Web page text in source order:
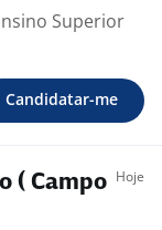
Superior
Candidatar-me
( Campo Hoje